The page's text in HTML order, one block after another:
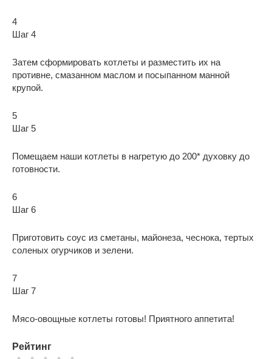
4
Шаг 4
Затем сформировать котлеты и разместить их на
противне, смазанном маслом и посыпанном манной
крупой.
5
Шаг 5
Помещаем наши котлеты в нагретую до 200* духовку до
готовности.
6
Шаг 6
Приготовить соус из сметаны, майонеза, чеснока, тертых
соленых огурчиков и зелени.
7
Шаг 7
Мясо-овощные котлеты готовы! Приятного аппетита!
Рейтинг